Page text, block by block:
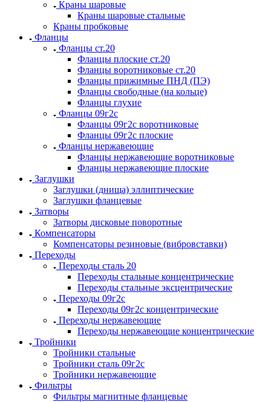
Краны шаровые
Краны шаровые стальные
Краны пробковые
Фланцы
Фланцы ст.20
Фланцы плоские ст.20
Фланцы воротниковые ст.20
Фланцы прижимные ПНД (ПЭ)
Фланцы свободные (на кольце)
Фланцы глухие
Фланцы 09г2с
Фланцы 09г2с воротниковые
Фланцы 09г2с плоские
Фланцы нержавеющие
Фланцы нержавеющие воротниковые
Фланцы нержавеющие плоские
Заглушки
Заглушки (днища) эллиптические
Заглушки фланцевые
Затворы
Затворы дисковые поворотные
Компенсаторы
Компенсаторы резиновые (вибровставки)
Переходы
Переходы сталь 20
Переходы стальные концентрические
Переходы стальные эксцентрические
Переходы 09г2с
Переходы 09г2с концентрические
Переходы нержавеющие
Переходы нержавеющие концентрические
Тройники
Тройники стальные
Тройники сталь 09г2с
Тройники нержавеющие
Фильтры
Фильтры магнитные фланцевые